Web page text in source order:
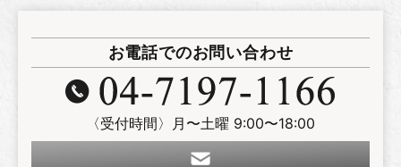
お電話でのお問い合わせ
〈受付時間〉月〜土曜 9:00〜18:00